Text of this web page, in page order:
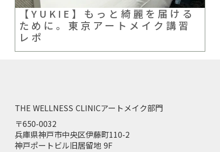
【YUKIE】もっと綺麗を届ける
ために。東京アートメイク講習
レポ
THE WELLNESS CLINICアートメイク部門
〒650-0032
兵庫県神戸市中央区伊藤町110-2
神戸ポートビル旧居留地 9F